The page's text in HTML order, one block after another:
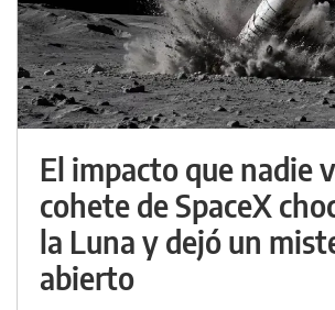
El impacto que nadie
cohete de SpaceX
la Luna y dejó un
abierto